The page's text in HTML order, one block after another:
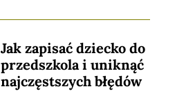
Jak zapisać dziecko do
przedszkola i uniknąć
najczęstszych błędów